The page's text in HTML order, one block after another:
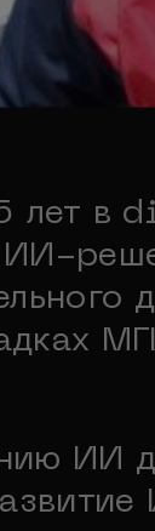
лет в
ИИ-
ИИ